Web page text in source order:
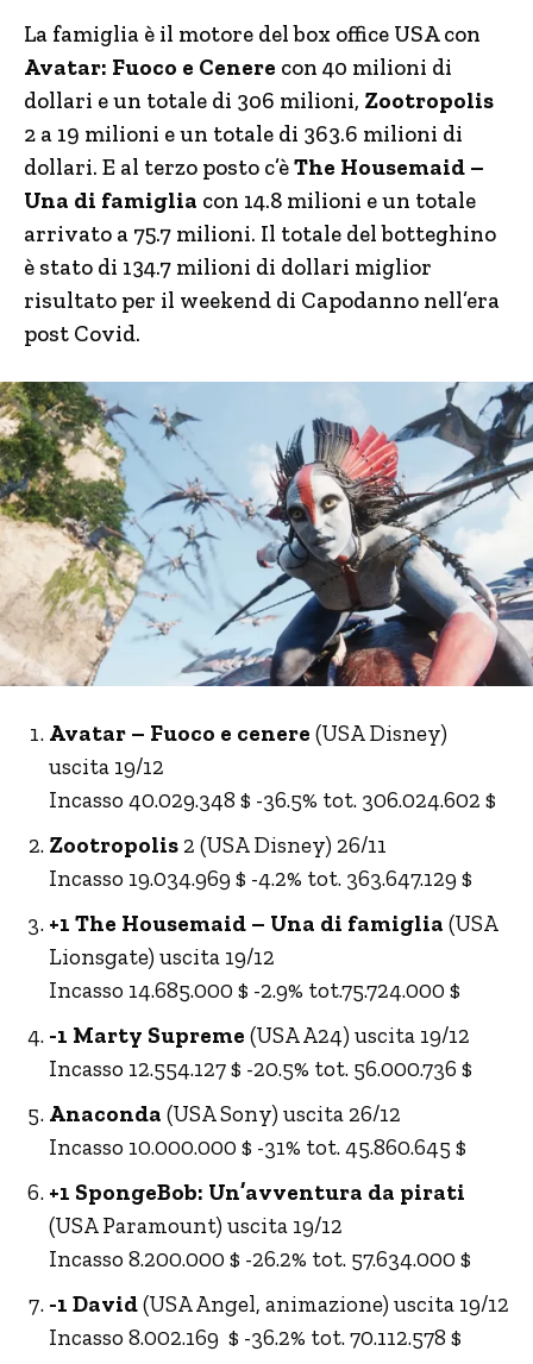
La famiglia è il motore del box office USA con
Avatar: Fuoco e Cenere con 40 milioni di
dollari e un totale di 306 milioni, Zootropolis
2 a 19 milioni e un totale di 363.6 milioni di
dollari. E al terzo posto c’èThe Housemaid –
Una di famiglia con 14.8 milioni e un totale
arrivato a 75.7 milioni. Il totale del botteghino
è stato di 134.7 milioni di dollari miglior
risultato per il weekend di Capodanno nell’era
post Covid.
Avatar – Fuoco e cenere (USA Disney)
uscita 19/12
Incasso 40.029.348 $ -36.5% tot. 306.024.602 $
Zootropolis 2 (USA Disney) 26/11
Incasso 19.034.969 $ -4.2% tot. 363.647.129 $
+1 The Housemaid – Una di famiglia (USA
Lionsgate) uscita 19/12
Incasso 14.685.000 $ -2.9% tot.75.724.000 $
-1 Marty Supreme (USA A24) uscita 19/12
Incasso 12.554.127 $ -20.5% tot. 56.000.736 $
Anaconda (USA Sony) uscita 26/12
Incasso 10.000.000 $ -31% tot. 45.860.645 $
+1 SpongeBob: Un’avventura da pirati
(USA Paramount) uscita 19/12
Incasso 8.200.000 $ -26.2% tot. 57.634.000 $
-1 David(USA Angel, animazione) uscita 19/12
Incasso 8.002.169 $ -36.2% tot. 70.112.578 $